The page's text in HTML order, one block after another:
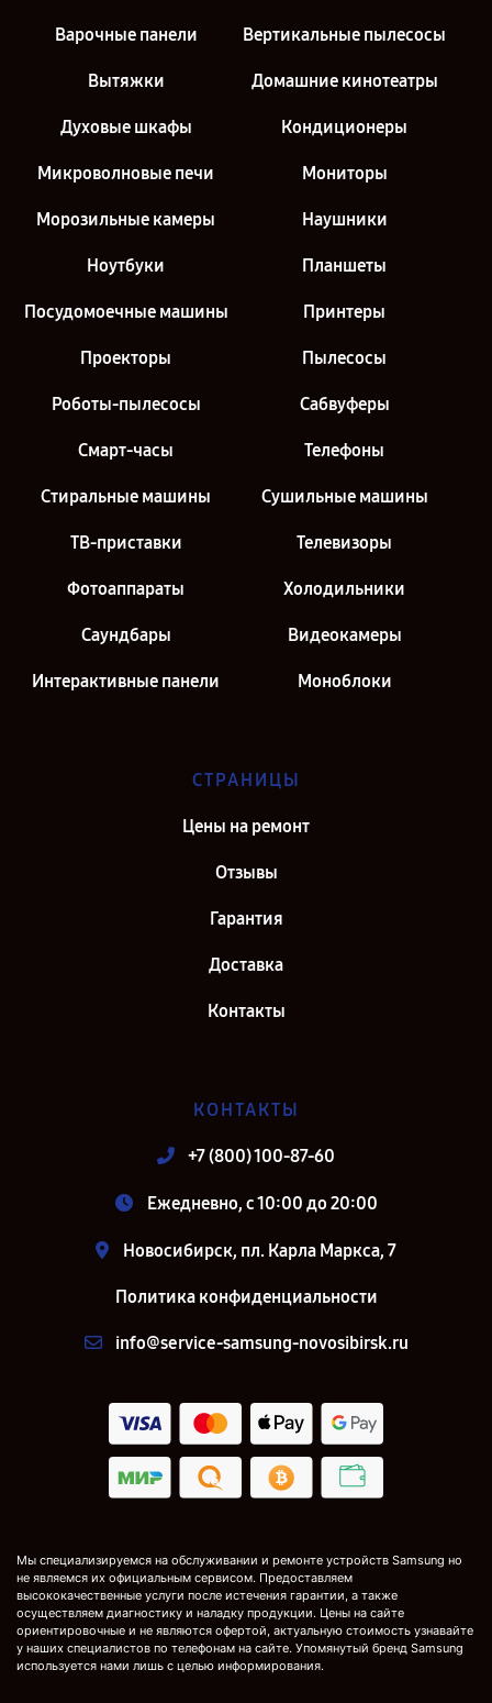
Варочные панели Вертикальные пылесосы
Вытяжки Домашние кинотеатры
Духовые шкафы Кондиционеры
Микроволновые печи Мониторы
Морозильные камеры Наушники
Ноутбуки Планшеты
Посудомоечные машины Принтеры
Проекторы Пылесосы
Роботы-пылесосы Сабвуферы
Смарт-часы Телефоны
Стиральные машины Сушильные машины
ТВ-приставки Телевизоры
Фотоаппараты Холодильники
Саундбары Видеокамеры
Интерактивные панели Моноблоки
СТРАНИЦЫ
Цены на ремонт
Отзывы
Гарантия
Доставка
Контакты
КОНТАКТЫ
+7 (800) 100-87-60
Ежедневно, с 10:00 до 20:00
Новосибирск, пл. Карла Маркса, 7
Политика конфиденциальности
info@service-samsung-novosibirsk.ru
Мы специализируемся на обслуживании и ремонте устройств Samsung но
не являемся их официальным сервисом. Предоставляем
высококачественные услуги после истечения гарантии, а также
осуществляем диагностику и наладку продукции. Цены на сайте
ориентировочные и не являются офертой, актуальную стоимость узнавайте
у наших специалистов по телефонам на сайте. Упомянутый бренд Samsung
используется нами лишь с целью информирования.